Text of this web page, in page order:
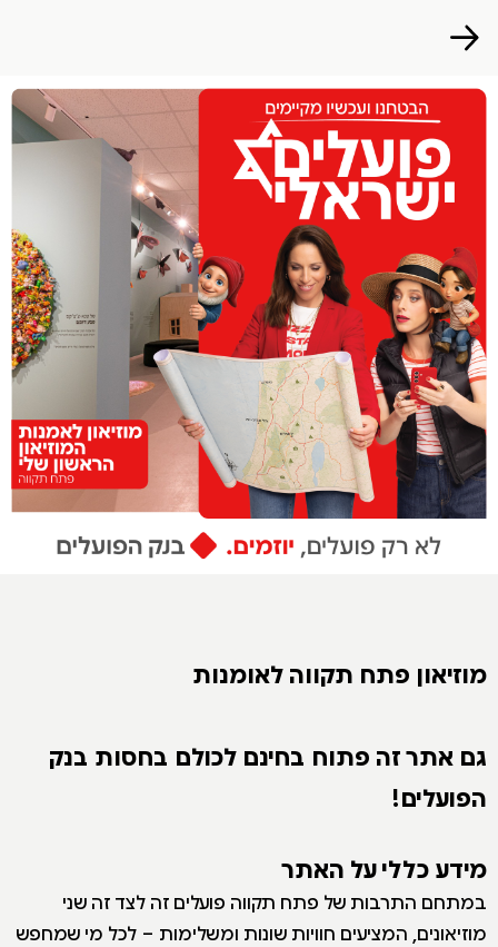
הפרופיל שלי
התנתק
מוזיאון פתח תקווה לאומנות
גם אתר זה פתוח בחינם לכולם בחסות בנק
הפועלים!
מידע כללי על האתר
במתחם התרבות של פתח תקווה פועלים זה לצד זה שני
מוזיאונים, המציעים חוויות שונות ומשלימות – לכל מי שמחפש